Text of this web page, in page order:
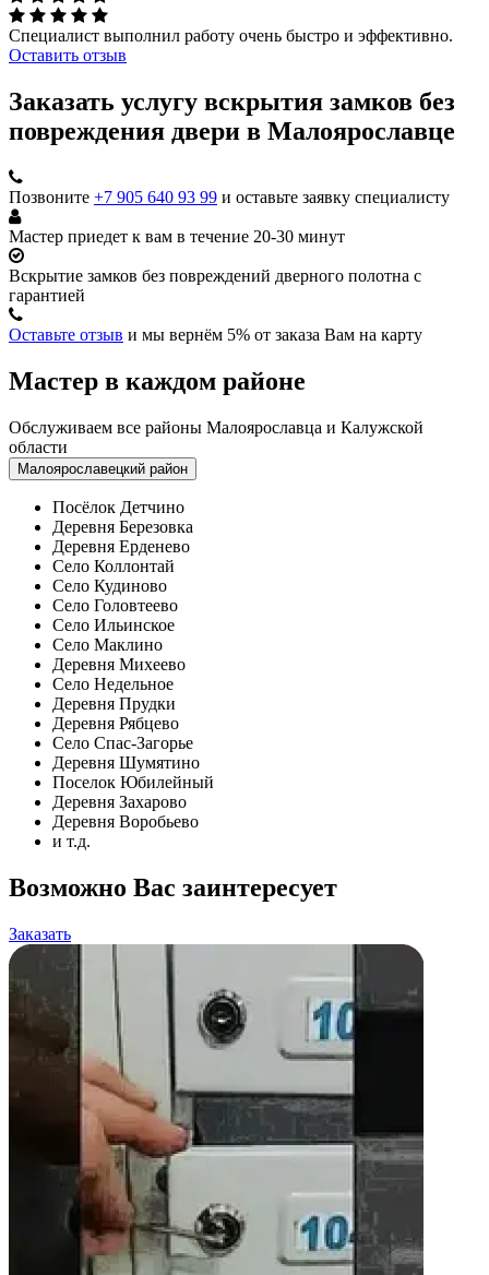
Специалист выполнил работу очень быстро и эффективно.
Оставить отзыв
Заказать услугу вскрытия замков без
повреждения двери в Малоярославце
Позвоните +7 905 640 93 99 и оставьте заявку специалисту
Мастер приедет к вам в течение 20-30 минут
Вскрытие замков без повреждений дверного полотна с
гарантией
Оставьте отзыв и мы вернём 5% от заказа Вам на карту
Мастер в каждом районе
Обслуживаем все районы Малоярославца и Калужской
области
Малоярославецкий район
Посёлок Детчино
Деревня Березовка
Деревня Ерденево
Село Коллонтай
Село Кудиново
Село Головтеево
Село Ильинское
Село Маклино
Деревня Михеево
Село Недельное
Деревня Прудки
Деревня Рябцево
Село Спас-Загорье
Деревня Шумятино
Поселок Юбилейный
Деревня Захарово
Деревня Воробьево
и т.д.
Возможно Вас заинтересует
Заказать